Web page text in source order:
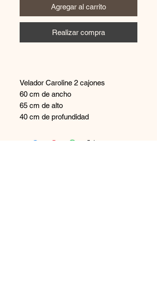
Agregar al carrito
Realizar compra
Velador Caroline 2 cajones
60 cm de ancho
65 cm de alto
40 cm de profundidad